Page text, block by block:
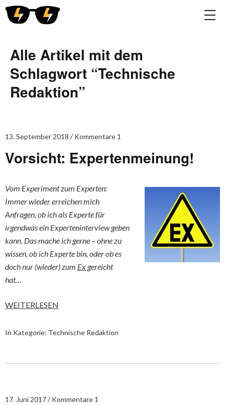
Alle Artikel mit dem
Schlagwort “Technische
Redaktion”
13. September 2018 Kommentare 1
Vorsicht: Expertenmeinung!
Vom Experiment zum Experten:
Immer wieder erreichen mich
Anfragen, ob ich als Experte für
irgendwas ein Experteninterview geben
kann. Das mache ich gerne – ohne zu
wissen, ob ich Experte bin, oder ob es
doch nur (wieder) zum Ex gereicht
hat…
WEITERLESEN
In Kategorie: Technische Redaktion
17. Juni 2017 Kommentare 1